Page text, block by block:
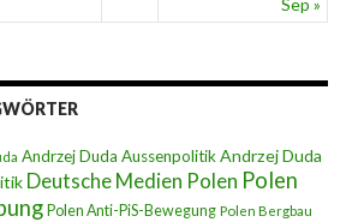
Sep »
Andrzej Duda Aussenpolitik Andrzej Duda
Deutsche Medien Polen Polen
Polen Anti-PiS-Bewegung Polen Bergbau